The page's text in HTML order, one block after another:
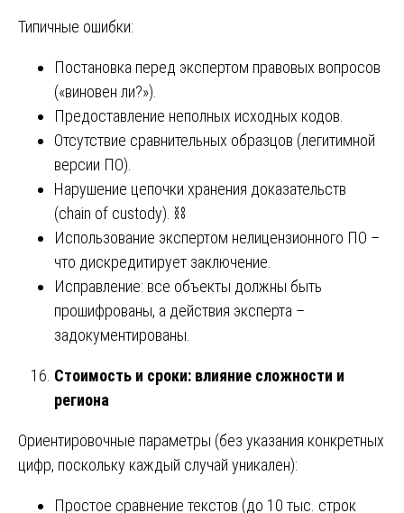
Типичные ошибки:
Постановка перед экспертом правовых вопросов
(«виновен ли?»).
Предоставление неполных исходных кодов.
Отсутствие сравнительных образцов (легитимной
версии ПО).
Нарушение цепочки хранения доказательств
(chain of custody). ⛓️
Использование экспертом нелицензионного ПО –
что дискредитирует заключение.
Исправление: все объекты должны быть
прошифрованы, а действия эксперта –
задокументированы.
Стоимость и сроки: влияние сложности и
региона
Ориентировочные параметры (без указания конкретных
цифр, поскольку каждый случай уникален):
Простое сравнение текстов (до 10 тыс. строк